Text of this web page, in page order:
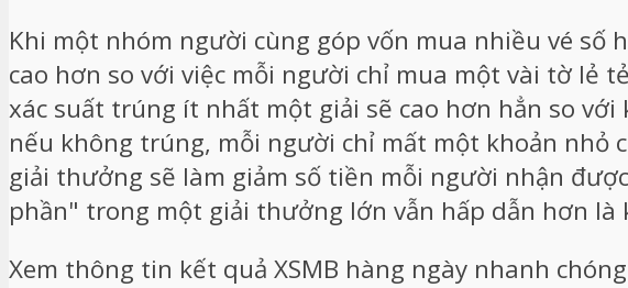
Khi một nhóm người cùng góp vốn mua nhiều vé số
cao hơn so với việc mỗi người chỉ mua một vài tờ lẻ
xác suất trúng ít nhất một giải sẽ cao hơn hẳn so
nếu không trúng, mỗi người chỉ mất một khoản nhỏ
giải thưởng sẽ làm giảm số tiền mỗi người nhận
phần" trong một giải thưởng lớn vẫn hấp dẫn hơn là
Xem thông tin kết quả XSMB hàng ngày nhanh